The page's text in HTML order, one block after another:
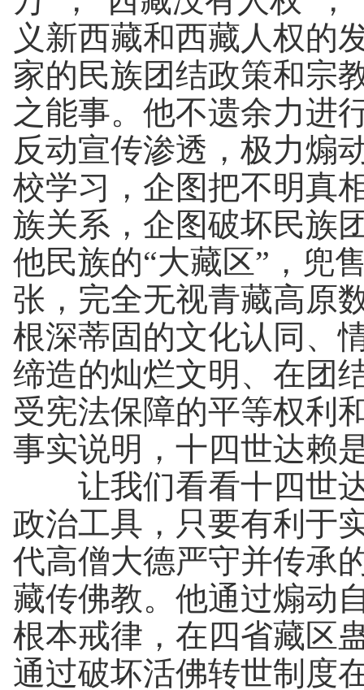
义新西藏和西藏人权的
家的民族团结政策和宗
之能事。他不遗余力进
反动宣传渗透，极力煽
校学习，企图把不明真
族关系，企图破坏民族
他民族的“大藏区”，兜
张，完全无视青藏高原
根深蒂固的文化认同、
缔造的灿烂文明、在团
受宪法保障的平等权利
事实说明，十四世达赖
让我们看看十四世达
政治工具，只要有利于
代高僧大德严守并传承
藏传佛教。他通过煽动
根本戒律，在四省藏区
通过破坏活佛转世制度